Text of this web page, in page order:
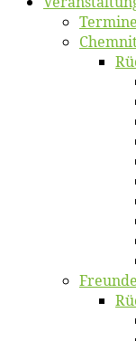
Ter­mi­ne